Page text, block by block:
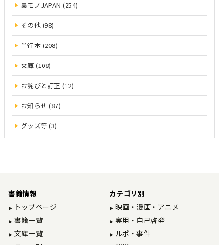
裏モノJAPAN (254)
その他 (98)
単行本 (208)
文庫 (108)
お詫びと訂正 (12)
お知らせ (87)
グッズ等 (3)
書籍情報
トップページ
書籍一覧
文庫一覧
カテゴリ別
映画・漫画・アニメ
実用・自己啓発
ルポ・事件